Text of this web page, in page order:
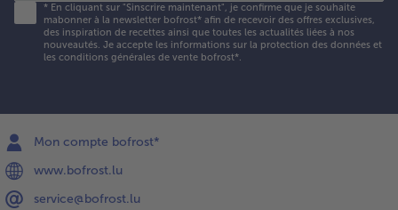
* En cliquant sur "Sinscrire maintenant", je confirme que je souhaite
mabonner à la newsletter bofrost* afin de recevoir des offres exclusives,
des inspiration de recettes ainsi que toutes les actualités liées à nos
nouveautés. Je accepte les informations sur la protection des données et
les conditions générales de vente bofrost*.
Mon compte bofrost*
www.bofrost.lu
service@bofrost.lu